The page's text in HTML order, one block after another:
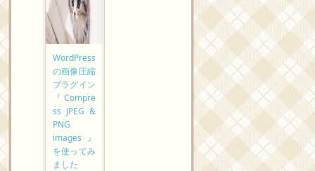
WordPress
の画像圧縮
プラグイン
『Compre
ss JPEG &
PNG
images』
を使ってみ
ました